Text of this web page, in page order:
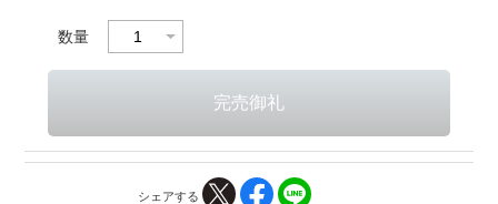
数量
シェアする